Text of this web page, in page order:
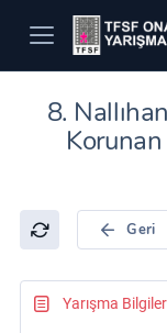
8.
Geri
Yarışma